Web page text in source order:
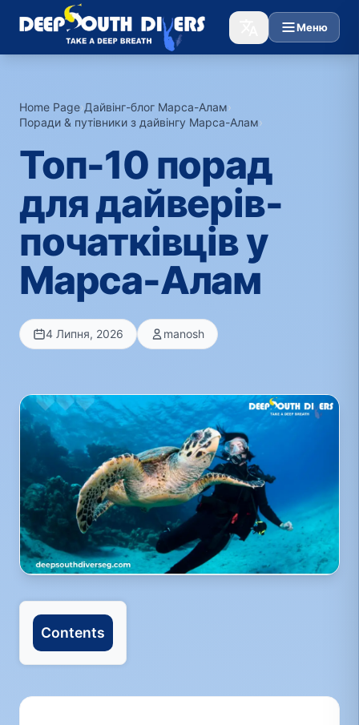
Меню
Home Page›Дайвінг-блог Марса-Алам›
Поради & путівники з дайвінгу Марса-Алам›
Топ-10 порад
для дайверів-
початківців у
Марса-Алам
4 Липня, 2026 manosh
Contents